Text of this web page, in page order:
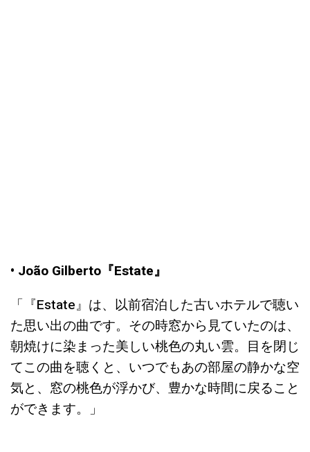
• João Gilberto『Estate』
「『Estate』 は、以前宿泊した古いホテルで聴い
た思い出の曲です。その時窓から見ていたのは、
朝焼けに染まった美しい桃色の丸い雲。目を閉じ
てこの曲を聴くと、いつでもあの部屋の静かな空
気と、窓の桃色が浮かび、豊かな時間に戻ること
ができます。」